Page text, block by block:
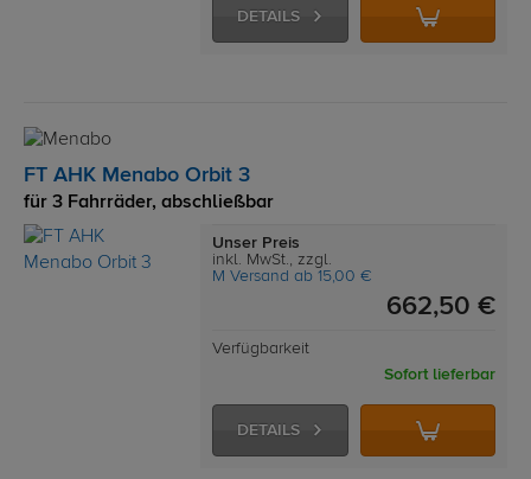
DETAILS
FT AHK Menabo Orbit 3
für 3 Fahrräder, abschließbar
Unser Preis
inkl. MwSt., zzgl.
M Versand ab 15,00 €
662,50 €
Verfügbarkeit
Sofort lieferbar
DETAILS